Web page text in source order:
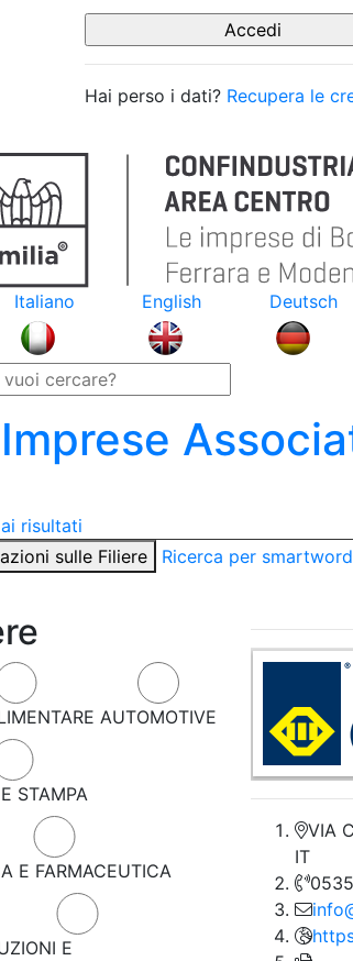
Hai perso i dati? Recupera le
Italiano
English Deutsch
risultati
sulle Filiere
Ricerca per smartword
AUTOMOTIVE
STAMPA
E FARMACEUTICA
E
VIA
IT